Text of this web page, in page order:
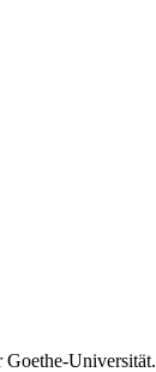
Goethe-Universität.